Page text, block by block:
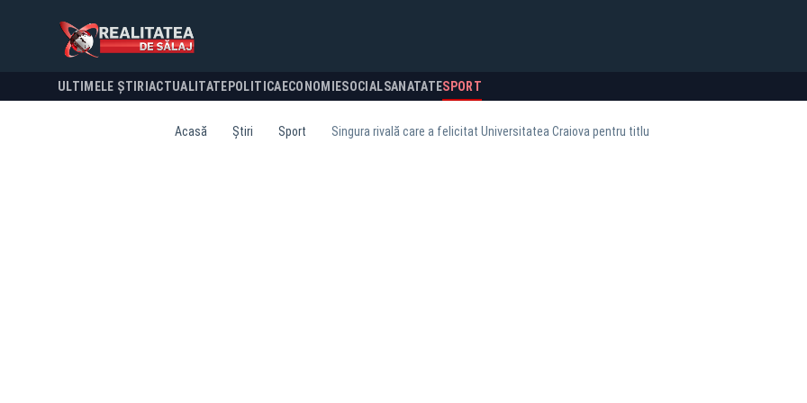
ULTIMELE ȘTIRI ACTUALITATE POLITICA ECONOMIESOCIALSANATATESPORT
Acasă Știri Sport Singura rivală care a felicitat Universitatea Craiova pentru titlu